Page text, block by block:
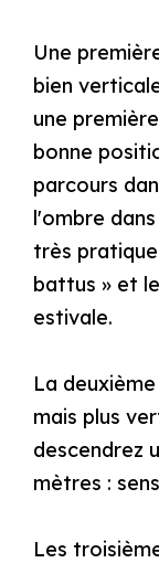
Une
bien
une
bonne
parcours
l'ombre
très
battus » et
estivale.
La
mais plus
descendrez
mètres :
Les